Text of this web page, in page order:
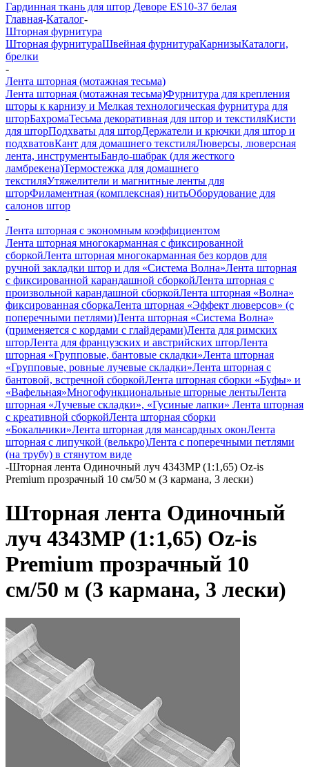
Гардинная ткань для штор Деворе ES10-37 белая
Главная-Каталог-
Шторная фурнитура
Шторная фурнитураШвейная фурнитураКарнизыКаталоги,
брелки
-
Лента шторная (мотажная тесьма)
Лента шторная (мотажная тесьма)Фурнитура для крепления
шторы к карнизу и Мелкая технологическая фурнитура для
шторБахромаТесьма декоративная для штор и текстиляКисти
для шторПодхваты для шторДержатели и крючки для штор и
подхватовКант для домашнего текстиляЛюверсы, люверсная
лента, инструментыБандо-шабрак (для жесткого
ламбрекена)Термостежка для домашнего
текстиляУтяжелители и магнитные ленты для
шторФиламентная (комплексная) нитьОборудование для
салонов штор
-
Лента шторная с экономным коэффициентом
Лента шторная многокарманная с фиксированной
сборкойЛента шторная многокарманная без кордов для
ручной закладки штор и для «Система Волна»Лента шторная
с фиксированной карандашной сборкойЛента шторная с
произвольной карандашной сборкойЛента шторная «Волна»
фиксированная сборкаЛента шторная «Эффект люверсов» (с
поперечными петлями)Лента шторная «Система Волна»
(применяется с кордами с глайдерами)Лента для римских
шторЛента для французских и австрийских шторЛента
шторная «Групповые, бантовые складки»Лента шторная
«Групповые, ровные лучевые складки»Лента шторная с
бантовой, встречной сборкойЛента шторная сборки «Буфы» и
«Вафельная»Многофункциональные шторные лентыЛента
шторная «Лучевые складки», «Гусиные лапки» Лента шторная
с креативной сборкойЛента шторная сборки
«Бокальчики»Лента шторная для мансардных оконЛента
шторная с липучкой (велькро)Лента с поперечными петлями
(на трубу) в стянутом виде
-Шторная лента Одиночный луч 4343MP (1:1,65) Oz-is
Premium прозрачный 10 см/50 м (3 кармана, 3 лески)
Шторная лента Одиночный
луч 4343MP (1:1,65) Oz-is
Premium прозрачный 10
см/50 м (3 кармана, 3 лески)